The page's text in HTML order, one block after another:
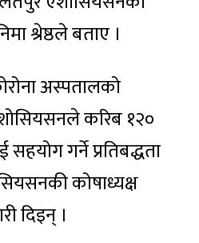
श्रेष्ठले बताए ।
अस्पतालको
करिब १२०
गर्ने प्रतिबद्धता
कोषाध्यक्ष
दिइन् ।